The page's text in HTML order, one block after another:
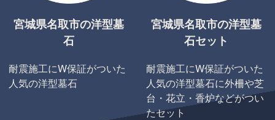
宮城県名取市の洋型墓
石
耐震施工にW保証がついた
人気の洋型墓石
宮城県名取市の洋型墓
石セット
耐震施工にW保証がついた
人気の洋型墓石に外柵や芝
台・花立・香炉などがつい
たセット